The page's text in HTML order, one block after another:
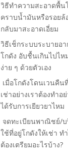
วิธีทำความสะอาดพื้น
คราบน้ำมันหรือรอยล้
กลับมาสะอาดเอี่ยม
วิธีเช็กระบบระบายอ
โกดัง อับชื้นเกินไปไห
ง่าย ๆ ด้วยตัวเอง
เมื่อโกดังโดนเวนคืน
เช่าอย่างเราต้องทำอ
ได้รับการเยียวยาไหม
จดทะเบียนพาณิชย์/
ใช้ที่อยู่โกดังให้เช่า ท
ต้องเตรียมอะไรบ้าง?